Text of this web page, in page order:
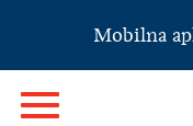
Mobilna